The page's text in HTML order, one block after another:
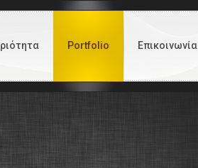
Portfolio Επικοινωνία